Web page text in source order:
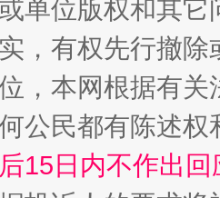
？
单位版权和其它
，有权先行撤
，本网根据有
公民都有陈述
15日内不作出